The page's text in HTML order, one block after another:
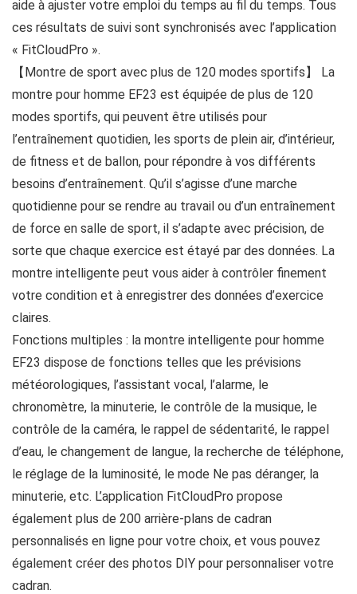
aide à ajuster votre emploi du temps au fil du temps. Tous
ces résultats de suivi sont synchronisés avec l’application
« FitCloudPro ».
【Montre de sport avec plus de 120 modes sportifs】 La
montre pour homme EF23 est équipée de plus de 120
modes sportifs, qui peuvent être utilisés pour
l’entraînement quotidien, les sports de plein air, d’intérieur,
de fitness et de ballon, pour répondre à vos différents
besoins d’entraînement. Qu’il s’agisse d’une marche
quotidienne pour se rendre au travail ou d’un entraînement
de force en salle de sport, il s’adapte avec précision, de
sorte que chaque exercice est étayé par des données. La
montre intelligente peut vous aider à contrôler finement
votre condition et à enregistrer des données d’exercice
claires.
Fonctions multiples : la montre intelligente pour homme
EF23 dispose de fonctions telles que les prévisions
météorologiques, l’assistant vocal, l’alarme, le
chronomètre, la minuterie, le contrôle de la musique, le
contrôle de la caméra, le rappel de sédentarité, le rappel
d’eau, le changement de langue, la recherche de téléphone,
le réglage de la luminosité, le mode Ne pas déranger, la
minuterie, etc. L’application FitCloudPro propose
également plus de 200 arrière-plans de cadran
personnalisés en ligne pour votre choix, et vous pouvez
également créer des photos DIY pour personnaliser votre
cadran.